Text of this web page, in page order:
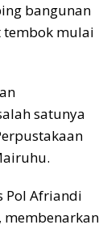
bangunan
tembok mulai
satunya
Pol Afriandi
, membenarkan